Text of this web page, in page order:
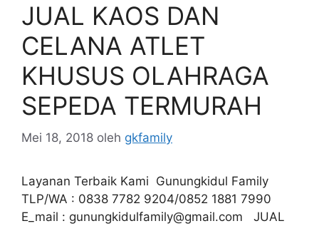
JUAL KAOS DAN
CELANA ATLET
KHUSUS OLAHRAGA
SEPEDA TERMURAH
Mei 18, 2018 oleh gkfamily
Layanan Terbaik Kami Gunungkidul Family
TLP/WA : 0838 7782 9204/0852 1881 7990
E_mail : gunungkidulfamily@gmail.com JUAL